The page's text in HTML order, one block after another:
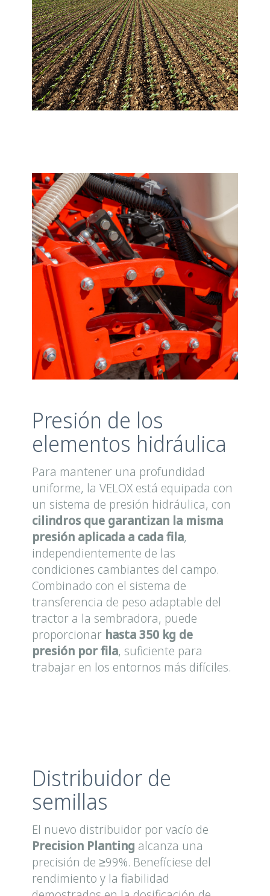
Presión de los
elementos hidráulica
Para mantener una profundidad
uniforme, la VELOX está equipada con
un sistema de presión hidráulica, con
cilindros que garantizan la misma
presión aplicada a cada fila,
independientemente de las
condiciones cambiantes del campo.
Combinado con el sistema de
transferencia de peso adaptable del
tractor a la sembradora, puede
proporcionar hasta 350 kg de
presión por fila, suficiente para
trabajar en los entornos más difíciles.
Distribuidor de
semillas
El nuevo distribuidor por vacío de
Precision Planting alcanza una
precisión de ≥99%. Benefíciese del
rendimiento y la fiabilidad